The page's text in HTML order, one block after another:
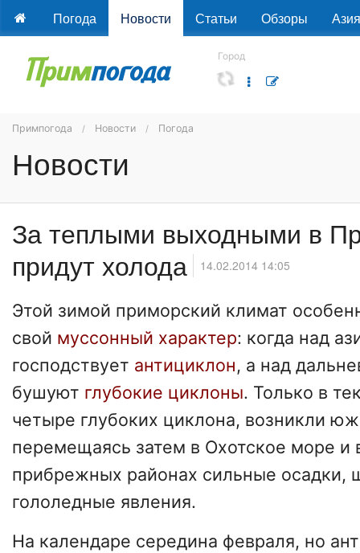
Погода Новости Статьи Обзоры Азия
Город
Примпогода Новости Погода
Новости
За теплыми выходными в
придут холода
14.02.2014 14:05
Этой зимой приморский климат
свой муссонный характер: когда над
господствует антициклон, а над
бушуют глубокие циклоны. Только в
четыре глубоких циклона, возникли
перемещаясь затем в Охотское море и
прибрежных районах сильные осадки,
гололедные явления.
На календаре середина февраля, но